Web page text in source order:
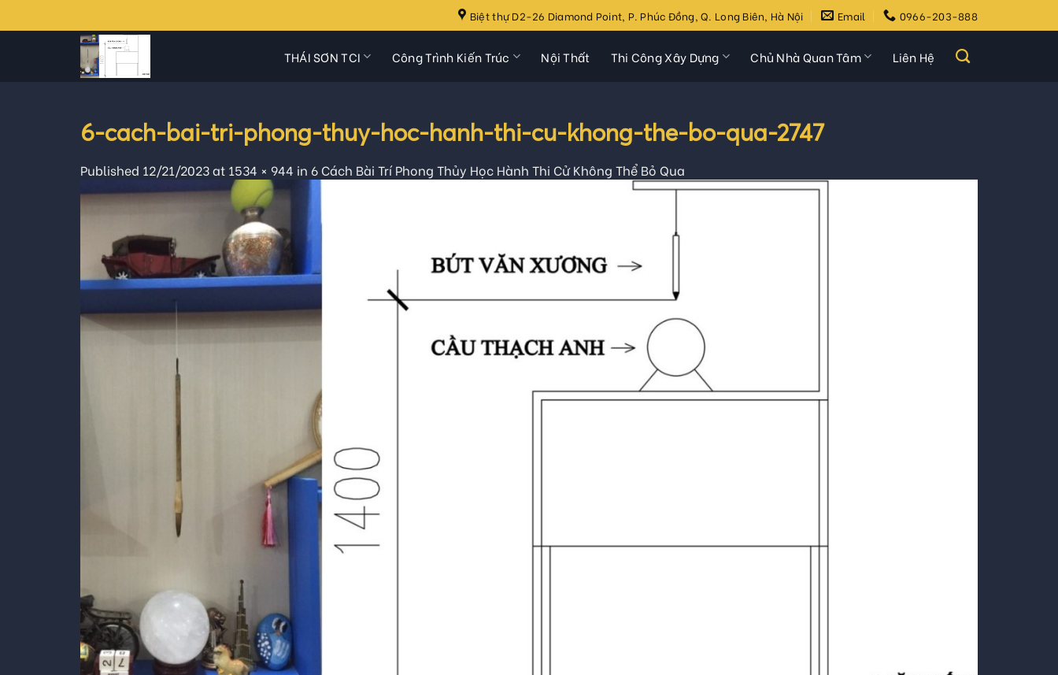
to
Biệt thự D2-26 Diamond Point, P. Phúc Đồng, Q. Long Biên, Hà Nội Email 0966-203-888
THÁI SƠN TCI Công Trình Kiến Trúc Nội Thất Thi Công Xây Dựng Chủ Nhà Quan Tâm Liên Hệ
6-cach-bai-tri-phong-thuy-hoc-hanh-thi-cu-khong-the-bo-qua-2747
Published 12/21/2023at 1534 × 944 in 6 Cách Bài Trí Phong Thủy Học Hành Thi Cử Không Thể Bỏ Qua